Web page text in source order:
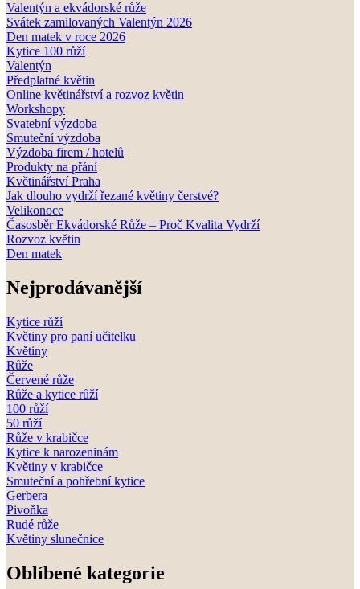
Valentýn a ekvádorské růže
Svátek zamilovaných Valentýn 2026
Den matek v roce 2026
Kytice 100 růží
Valentýn
Předplatné květin
Online květinářství a rozvoz květin
Workshopy
Svatební výzdoba
Smuteční výzdoba
Výzdoba firem / hotelů
Produkty na přání
Květinářství Praha
Jak dlouho vydrží řezané květiny čerstvé?
Velikonoce
Časosběr Ekvádorské Růže – Proč Kvalita Vydrží
Rozvoz květin
Den matek
Nejprodávanější
Kytice růží
Květiny pro paní učitelku
Květiny
Růže
Červené růže
Růže a kytice růží
100 růží
50 růží
Růže v krabičce
Kytice k narozeninám
Květiny v krabičce
Smuteční a pohřební kytice
Gerbera
Pivoňka
Rudé růže
Květiny slunečnice
Oblíbené kategorie